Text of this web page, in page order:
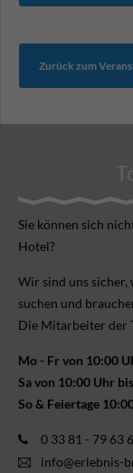
Zurück zum
Sie können sich
Hotel?
Wir sind uns sicher,
suchen und
Die Mitarbeiter der
Mo - Fr von 10:00
Sa von 10:00 Uhr
So & Feiertage
0 33 81 - 79 63
info@erlebnis-